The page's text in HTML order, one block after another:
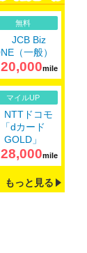
無料
20,000mile
マイルUP
28,000mile
もっと見る